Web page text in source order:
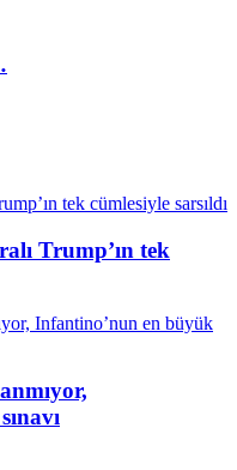
Trump’ın tek